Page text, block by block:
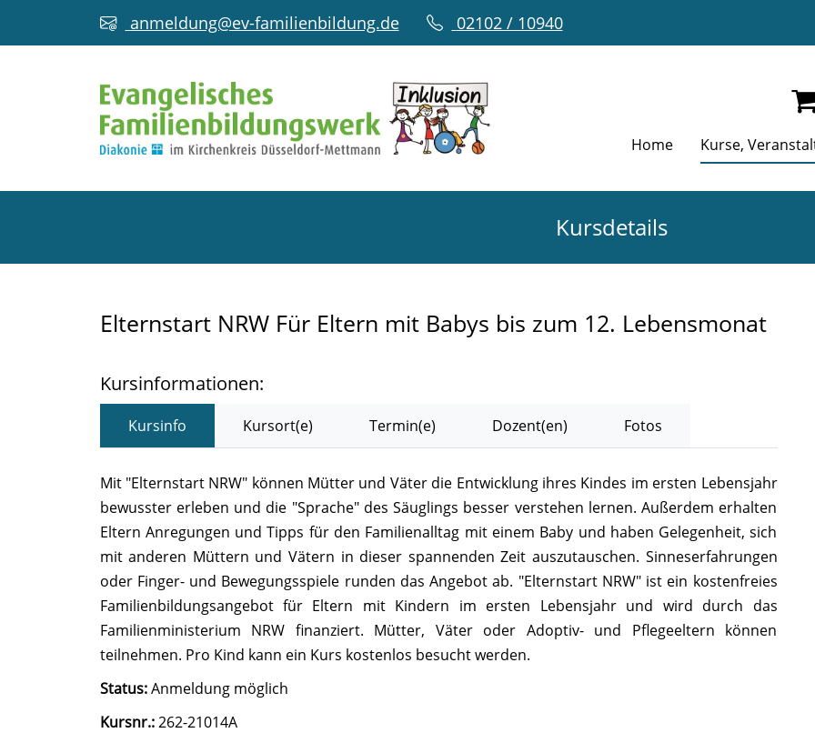
anmeldung@ev-familienbildung.de 02102 / 10940
Home Kurse,
Kursdetails
Elternstart NRW Für Eltern mit Babys bis zum 12. Lebensmonat
Kursinformationen:
Kursinfo Kursort(e) Termin(e) Dozent(en) Fotos
Mit "Elternstart NRW" können Mütter und Väter die Entwicklung ihres Kindes im ersten Lebensjahr
bewusster erleben und die "Sprache" des Säuglings besser verstehen lernen. Außerdem erhalten
Eltern Anregungen und Tipps für den Familienalltag mit einem Baby und haben Gelegenheit, sich
mit anderen Müttern und Vätern in dieser spannenden Zeit auszutauschen. Sinneserfahrungen
oder Finger- und Bewegungsspiele runden das Angebot ab. "Elternstart NRW" ist ein kostenfreies
Familienbildungsangebot für Eltern mit Kindern im ersten Lebensjahr und wird durch das
Familienministerium NRW finanziert. Mütter, Väter oder Adoptiv- und Pflegeeltern können
teilnehmen. Pro Kind kann ein Kurs kostenlos besucht werden.
Status: Anmeldung möglich
Kursnr.:262-21014A